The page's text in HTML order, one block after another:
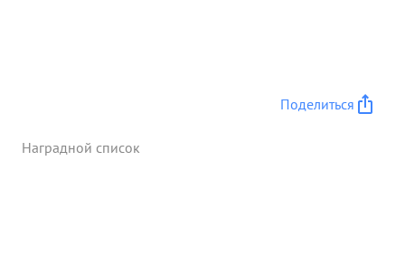
Поделиться
Наградной список